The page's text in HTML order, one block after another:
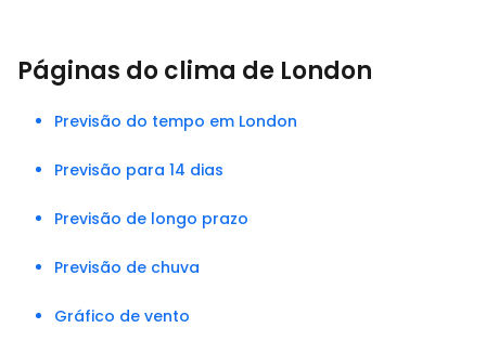
Páginas do clima de London
Previsão do tempo em London
Previsão para 14 dias
Previsão de longo prazo
Previsão de chuva
Gráfico de vento